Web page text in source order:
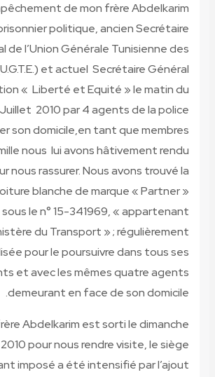
Suite à l’empêchement de mon
Harouni,ex-prisonnier politique,
Général de l’Union Générale
Etudiants (U.G.T.E.) et actuel
de l’Organisation « Liberté et
Samedi 10 Juillet 2010 par 4
civile de quitter son domicile,en tant
de sa famille nous lui avons
visite pour nous rassurer. Nous
voiture blanche de
immatriculée sous le n° 15-341969,
au ministère du Transport » ;
mobilisée pour le poursuivre
déplacements et avec les mêmes
demeurant en face
Quand mon frère Abdelkarim est
11 Juillet 2010 pour nous rendre
policier lui étant imposé a été